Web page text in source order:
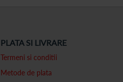
PLATA SI LIVRARE
Termeni si conditii
Metode de plata